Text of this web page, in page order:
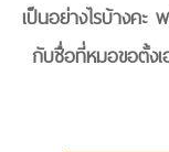
เป็นอย่างไรบ้างคะ
กับชื่อที่หมอขอตั้งเ